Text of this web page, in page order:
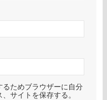
ためブラウザーに自分
サイトを保存する。